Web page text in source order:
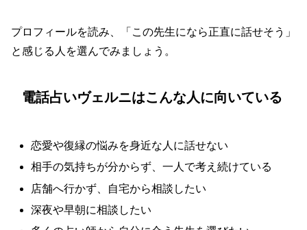
プロフィールを読み、「この先生になら正直に話せそう」
と感じる人を選んでみましょう。
電話占いヴェルニはこんな人に向いている
恋愛や復縁の悩みを身近な人に話せない
相手の気持ちが分からず、一人で考え続けている
店舗へ行かず、自宅から相談したい
深夜や早朝に相談したい